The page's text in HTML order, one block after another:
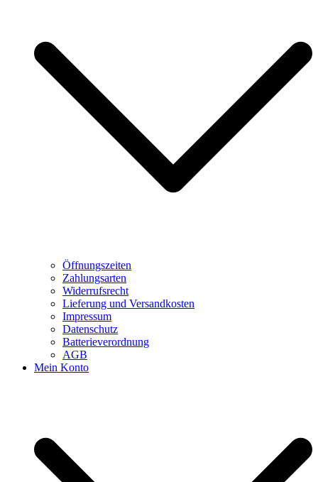
Öffnungszeiten
Zahlungsarten
Widerrufsrecht
Lieferung und Versandkosten
Impressum
Datenschutz
Batterieverordnung
AGB
Mein Konto